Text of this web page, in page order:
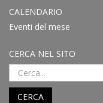
CALENDARIO
Eventi del mese
CERCA NEL SITO
CERCA